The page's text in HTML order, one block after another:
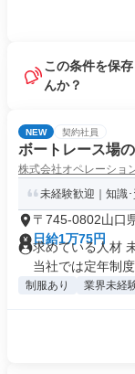
この条件を保
んか？
NEW 契約社員
ボートレース場
株式会社オペレーショ
未経験歓迎｜知識
〒745-0802山口
日給1万75円
求めている人材
当社では定年制
制服あり 業界未経